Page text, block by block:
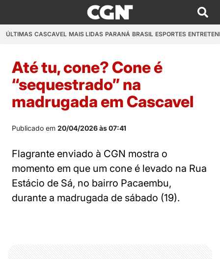
ÚLTIMAS CASCAVEL MAIS LIDAS PARANÁ BRASIL ESPORTES
Até tu, cone? Cone é
“sequestrado” na
madrugada em Cascavel
Publicado em 20/04/2026 às 07:41
Flagrante enviado à CGN mostra o
momento em que um cone é levado na Rua
Estácio de Sá, no bairro Pacaembu,
durante a madrugada de sábado (19).